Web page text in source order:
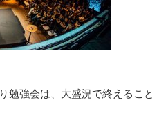
勉強会は、大盛況で終えること